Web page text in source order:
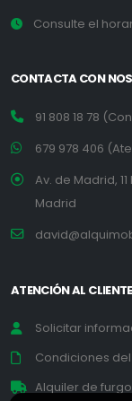
Consulte el
CONTACTA CON
91 808 18 78
679 978 406
Av. de Madrid,
Madrid
ATENCIÓN AL CLIENTE
Solicitar
Condiciones
Alquiler de